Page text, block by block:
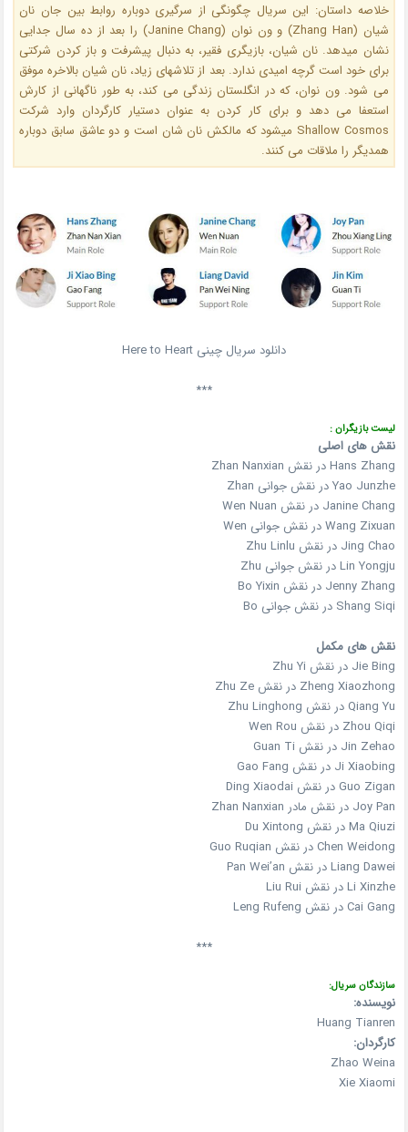
خلاصه داستان: این سریال چگونگی از سرگیری دوباره روابط بین جان نان
شیان (Zhang Han) و ون نوان (Janine Chang) را بعد از ده سال جدایی
نشان میدهد. نان شیان، بازیگری فقیر، به دنبال پیشرفت و باز کردن شرکتی
برای خود است گرچه امیدی ندارد. بعد از تلاشهای زیاد، نان شیان بالاخره موفق
می شود. ون نوان، که در انگلستان زندگی می کند، به طور ناگهانی از کارش
استعفا می دهد و برای کار کردن به عنوان دستیار کارگردان وارد شرکت
Shallow Cosmos میشود که مالکش نان شان است و دو عاشق سابق دوباره
همدیگر را ملاقات می کنند.
دانلود سریال چینی Here to Heart
***
لیست بازیگران :
نقش های اصلی
Hans Zhang در نقش Zhan Nanxian
Yao Junzhe در نقش جوانی Zhan
Janine Chang در نقش Wen Nuan
Wang Zixuan در نقش جوانی Wen
Jing Chao در نقش Zhu Linlu
Lin Yongju در نقش جوانی Zhu
Jenny Zhang در نقش Bo Yixin
Shang Siqi در نقش جوانی Bo
نقش های مکمل
Jie Bing در نقش Zhu Yi
Zheng Xiaozhong در نقش Zhu Ze
Qiang Yu در نقش Zhu Linghong
Zhou Qiqi در نقش Wen Rou
Jin Zehao در نقش Guan Ti
Ji Xiaobing در نقش Gao Fang
Guo Zigan در نقش Ding Xiaodai
Joy Pan در نقش مادر Zhan Nanxian
Ma Qiuzi در نقش Du Xintong
Chen Weidong در نقش Guo Ruqian
Liang Dawei در نقش Pan Wei’an
Li Xinzhe در نقش Liu Rui
Cai Gang در نقش Leng Rufeng
***
سازندگان سریال:
نویسنده:
Huang Tianren
کارگردان:
Zhao Weina
Xie Xiaomi